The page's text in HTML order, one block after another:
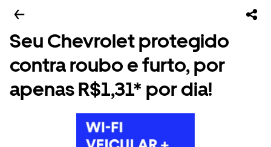
Seu Chevrolet protegido
contra roubo e furto, por
apenas R$1,31* por dia!